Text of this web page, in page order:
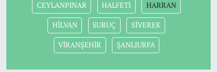
CEYLANPINAR HALFETİ HARRAN
HİLVAN SURUÇ SİVEREK
VİRANŞEHİR ŞANLIURFA